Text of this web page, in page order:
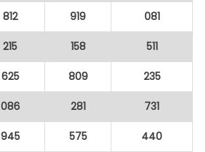
812 919 081
215 158 511
625 809 235
086 281 731
945 575 440